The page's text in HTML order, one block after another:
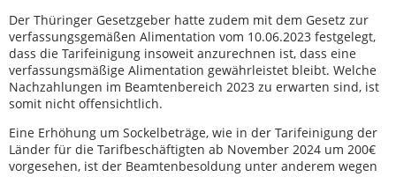
Der Thüringer Gesetzgeber hatte zudem mit dem Gesetz zur
verfassungsgemäßen Alimentation vom 10.06.2023 festgelegt,
dass die Tarifeinigung insoweit anzurechnen ist, dass eine
verfassungsmäßige Alimentation gewährleistet bleibt. Welche
Nachzahlungen im Beamtenbereich 2023 zu erwarten sind, ist
somit nicht offensichtlich.
Eine Erhöhung um Sockelbeträge, wie in der Tarifeinigung der
Länder für die Tarifbeschäftigten ab November 2024 um 200€
vorgesehen, ist der Beamtenbesoldung unter anderem wegen